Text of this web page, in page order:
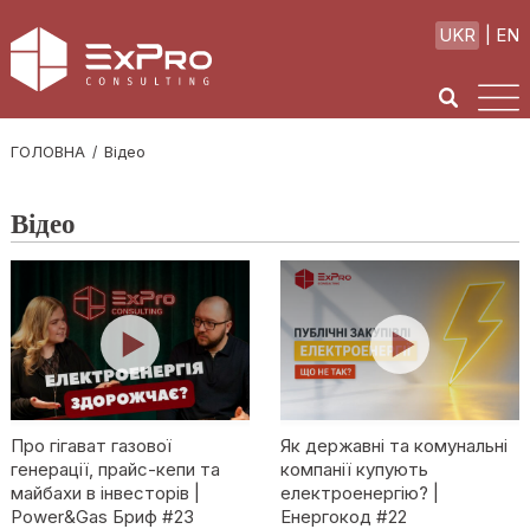
UKR EN
ГОЛОВНА Відео
Відео
Про гігават газової
генерації, прайс-кепи та
майбахи в інвесторів |
Power&Gas Бриф #23
Як державні та комунальні
компанії купують
електроенергію? |
Енергокод #22